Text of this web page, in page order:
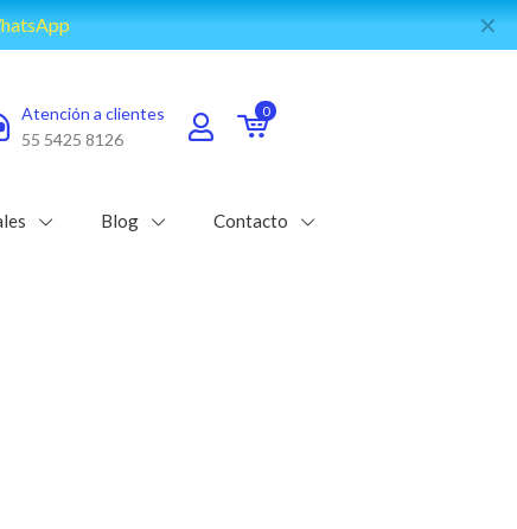
✕
Atención a clientes
55 5425 8126
0
Blog Contacto